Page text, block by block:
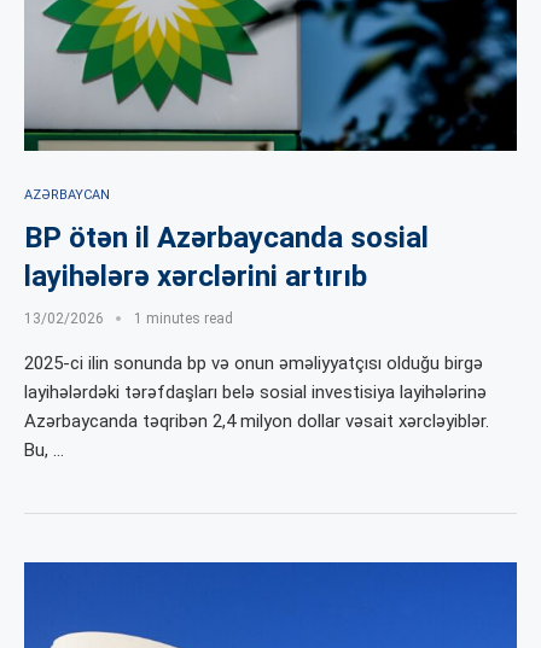
AZƏRBAYCAN
BP ötən il Azərbaycanda sosial
layihələrə xərclərini artırıb
13/02/2026 1 minutes read
2025-ci ilin sonunda bp və onun əməliyyatçısı olduğu birgə
layihələrdəki tərəfdaşları belə sosial investisiya layihələrinə
Azərbaycanda təqribən 2,4 milyon dollar vəsait xərcləyiblər.
Bu, …